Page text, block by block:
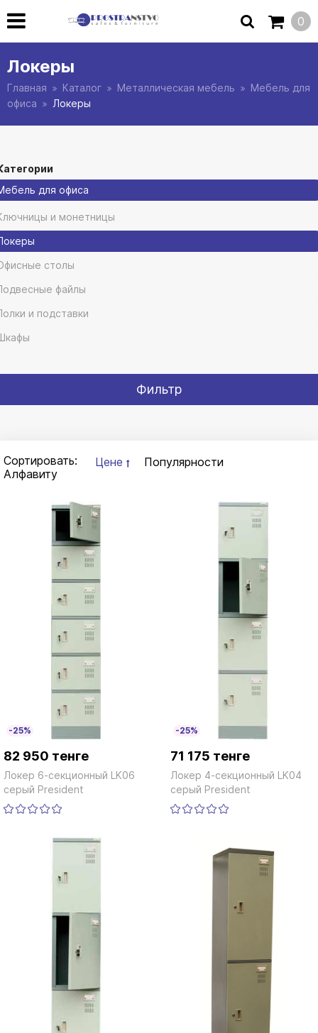
0
Локеры
Главная Каталог Металлическая мебель
Мебель для
офиса
Локеры
для офиса
и монетницы
столы
файлы
и подставки
Фильтр
Сортировать: Цене
Популярности
Алфавиту
-25%
82 950 тенге
Локер 6-секционный LK06
серый President
-25%
71 175 тенге
Локер 4-секционный LK04
серый President